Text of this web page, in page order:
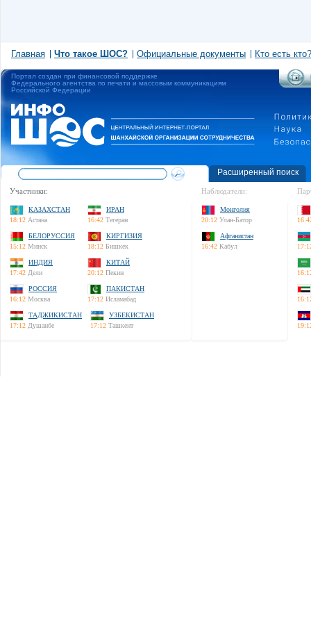
Главная Что такое ШОС? Официальные документы Кто есть кто?
Портал создан при финансовой поддержке
Федерального агентства по печати и массовым коммуникациям
Российской Федерации
Расширенный поиск
Участники:
КАЗАХСТАН
18:12 Астана
ИРАН
16:42 Тегеран
БЕЛОРУССИЯ
15:12 Минск
КИРГИЗИЯ
18:12 Бишкек
ИНДИЯ
17:42 Дели
КИТАЙ
20:12 Пекин
РОССИЯ
16:12 Москва
ПАКИСТАН
17:12 Исламабад
ТАДЖИКИСТАН
17:12 Душанбе
УЗБЕКИСТАН
17:12 Ташкент
Наблюдатели:
Монголия
20:12 Улан-Батор
Афганистан
16:42 Кабул